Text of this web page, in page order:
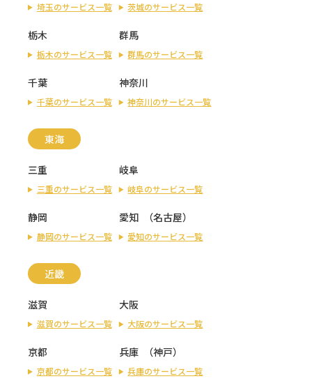
埼玉のサービス一覧 茨城のサービス一覧
栃木
栃木のサービス一覧
群馬
群馬のサービス一覧
千葉
千葉のサービス一覧
神奈川
神奈川のサービス一覧
東海
三重
三重のサービス一覧
岐阜
岐阜のサービス一覧
静岡
静岡のサービス一覧
愛知 （名古屋）
愛知のサービス一覧
近畿
滋賀
滋賀のサービス一覧
大阪
大阪のサービス一覧
京都
京都のサービス一覧
兵庫 （神戸）
兵庫のサービス一覧